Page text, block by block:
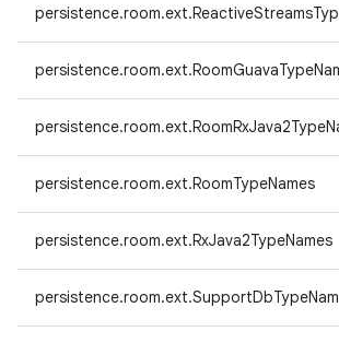
persistence.room.ext.RoomTypeNames
persistence.room.ext.RxJava2TypeNames